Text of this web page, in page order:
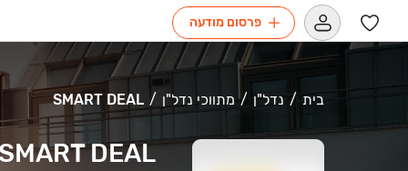
פרסום מודעה
בית נדל"ן מתווכי נדל"ן SMART DEAL
DEAL